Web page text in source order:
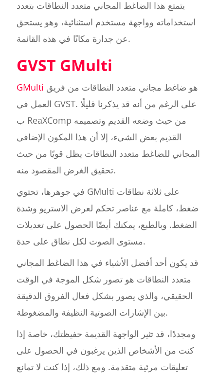
يتمتع هذا الضاغط المجاني متعدد النطاقات بتعدد
استخداماته وواجهة مستخدم استثنائية، وهو يستحق
عن جدارة مكانًا في هذه القائمة.
GVST GMulti
GMulti
العمل في GVST. على الرغم من أنه قد يذكرنا قليلًا
ب ReaXComp من حيث وضعه القديم وتصميمه
القديم بعض الشيء، إلا أن هذا المكون الإضافي
المجاني للضاغط متعدد النطاقات يظل قويًا من حيث
تحقيق الغرض المقصود منه.
في جوهرها، تحتوي GMulti على ثلاثة نطاقات
ضغط، كاملة مع عناصر تحكم لعرض الاستريو وشدة
الضغط. وبالطبع، يمكنك أيضًا الحصول على تعديلات
مستوى الصوت لكل نطاق على حدة.
قد يكون أحد أفضل الأشياء في هذا الضاغط المجاني
متعدد النطاقات هو تصور شكل الموجة في الوقت
الحقيقي، والذي يصور بشكل فعال الفروق الدقيقة
بين الإشارات الصوتية النظيفة والمضغوطة.
ومجددًا، قد تثير الواجهة القديمة حفيظتك، خاصة إذا
كنت من الأشخاص الذين يرغبون في الحصول على
تعليقات مرئية متقدمة. ومع ذلك، إذا كنت لا تمانع